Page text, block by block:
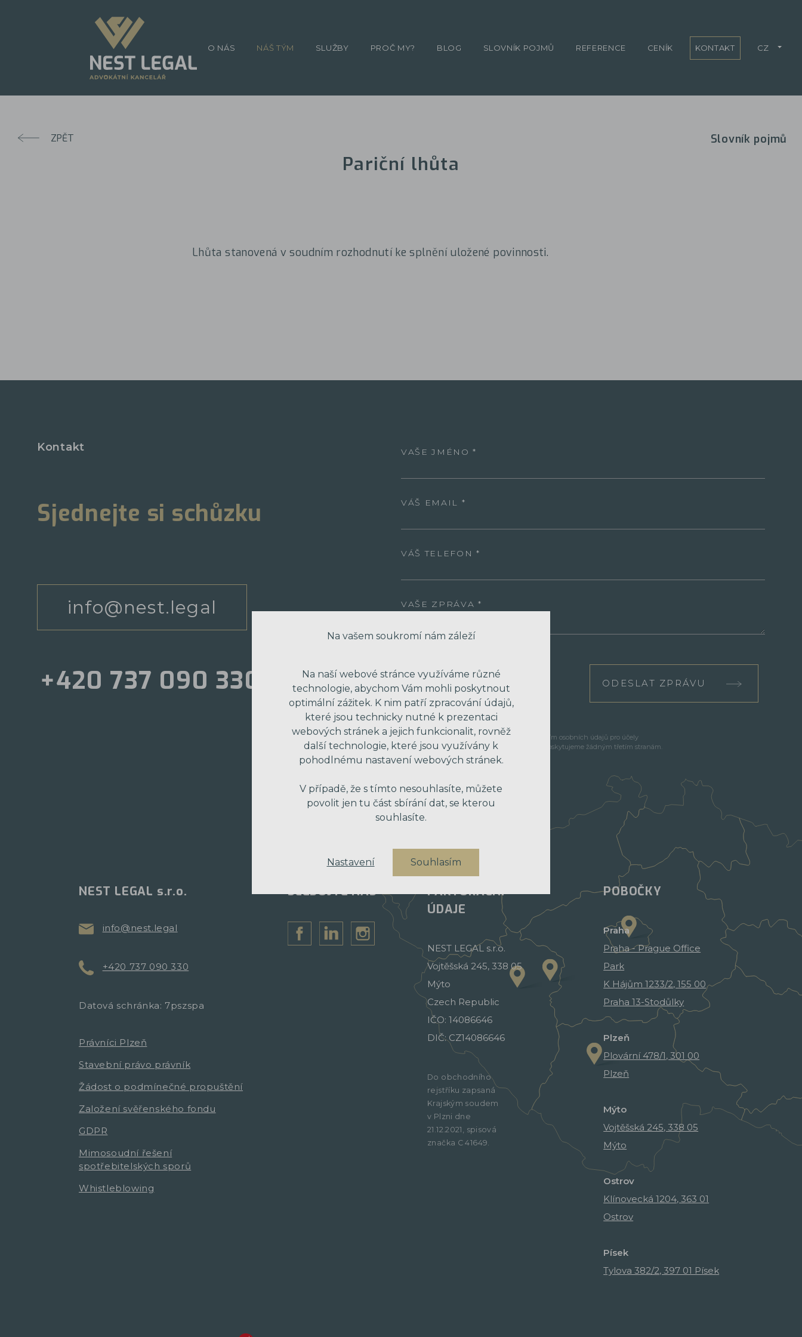
ZPĚT Slovník pojmů
Pariční lhůta
Lhůta stanovená v soudním rozhodnutí ke splnění uložené povinnosti.
Kontakt
Sjednejte si schůzku
info@nest.legal
+420 737 090 330
VAŠE JMÉNO
VÁŠ EMAIL
VÁŠ TELEFON
VAŠE ZPRÁVA
ODESLAT ZPRÁVU
* Odesláním formuláře souhlasím se zpracováním osobních údajů pro účely
obchodní nabídky. Vaše osobní údaje dále neposkytujeme žádným třetím stranám.
NEST LEGAL s.r.o.
info@nest.legal
+420 737 090 330
Datová schránka: 7pszspa
Právníci Plzeň
Stavební právo právník
Žádost o podmínečné propuštění
Založení svěřenského fondu
GDPR
Mimosoudní řešení
spotřebitelských sporů
Whistleblowing
SLEDUJTE NÁS
FAKTURAČNÍ
ÚDAJE
NEST LEGAL s.r.o.
Vojtěšská 245, 338 05
Mýto
Czech Republic
IČO: 14086646
DIČ: CZ14086646
Do obchodního
rejstříku zapsaná
Krajským soudem
v Plzni dne
21.12.2021, spisová
značka C 41649.
POBOČKY
Praha
Praha - Prague Office
Park
K Hájům 1233/2, 155 00
Praha 13-Stodůlky
Plzeň
Plovární 478/1, 301 00
Plzeň
Mýto
Vojtěšská 245, 338 05
Mýto
Ostrov
Klínovecká 1204, 363 01
Ostrov
Písek
Tylova 382/2, 397 01 Písek
O NÁS NÁŠ TÝM SLUŽBY PROČ MY? BLOG SLOVNÍK POJMŮ REFERENCE CENÍK KONTAKT CZ
Na vašem soukromí nám záleží
Na naší webové stránce využíváme různé
technologie, abychom Vám mohli poskytnout
optimální zážitek. K nim patří zpracování údajů,
které jsou technicky nutné k prezentaci
webových stránek a jejich funkcionalit, rovněž
další technologie, které jsou využívány k
pohodlnému nastavení webových stránek.
V případě, že s tímto nesouhlasíte, můžete
povolit jen tu část sbírání dat, se kterou
souhlasíte.
Nastavení Souhlasím